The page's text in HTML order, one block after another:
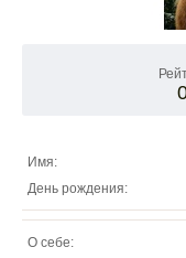
Имя:
День рождения:
О себе: